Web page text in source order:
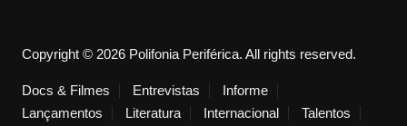
Copyright © 2026 Polifonia Periférica. All rights reserved.
Docs & Filmes Entrevistas
Informe
Lançamentos
Literatura Internacional Talentos